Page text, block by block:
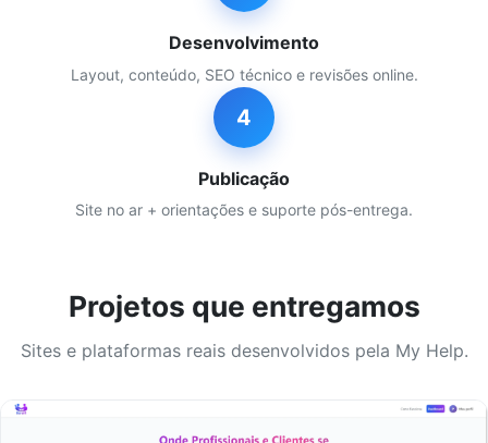
Desenvolvimento
Layout, conteúdo, SEO técnico e revisões online.
4
Publicação
Site no ar + orientações e suporte pós-entrega.
Projetos que entregamos
Sites e plataformas reais desenvolvidos pela My Help.